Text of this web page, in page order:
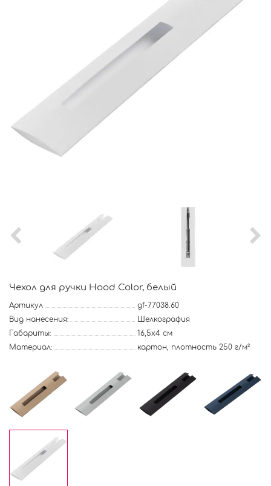
Чехол для ручки Hood Color, белый
Артикул
gf-77038.60
Вид нанесения:
Шелкография
Габариты:
16,5х4 см
Материал:
картон, плотность 250 г/м²